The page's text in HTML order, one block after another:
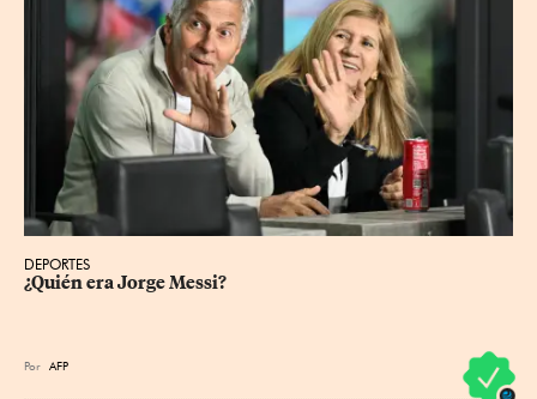
DEPORTES
¿Quién era Jorge Messi?
Por AFP